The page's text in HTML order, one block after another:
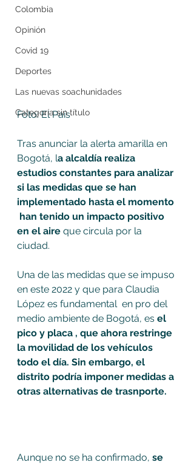
Colombia
Opinión
Covid 19
Deportes
Las nuevas soachunidades
Categoría sin título
Foto: El País
Tras anunciar la alerta amarilla en
Bogotá, la alcaldía realiza
estudios constantes para analizar
si las medidas que se han
implementado hasta el momento
han tenido un impacto positivo
en el aire que circula por la
ciudad.
Una de las medidas que se impuso
en este 2022 y que para Claudia
López es fundamental  en pro del
medio ambiente de Bogotá, es el
pico y placa , que ahora restringe
la movilidad de los vehículos
todo el día. Sin embargo, el
distrito podría imponer medidas a
otras alternativas de trasnporte.
Aunque no se ha confirmado, se